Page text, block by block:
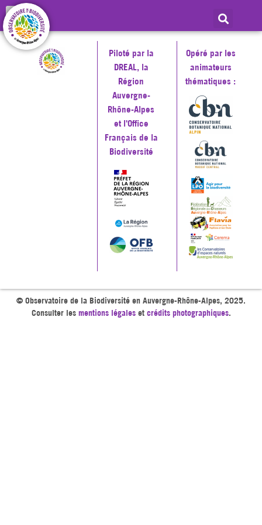
Piloté par la
DREAL, la
Région
Auvergne-
Rhône-Alpes
et l'Office
Français de la
Biodiversité
Opéré par les
animateurs
thématiques :
© Observatoire de la Biodiversité en Auvergne-Rhône-Alpes, 2025.
Consulter les mentions légaleset crédits photographiques.